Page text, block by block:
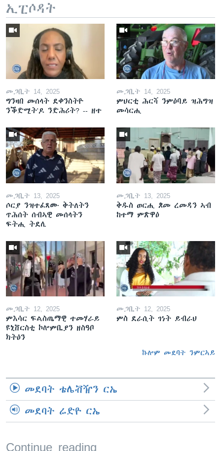
ኢፒሶዳት
መጋቢት 14, 2025
ግንዛበ መሰላት ደቀንስትዮ
ንቕድሚት'ዶ ንድሕሪት? -- ዘተ
መጋቢት 14, 2025
ምህርቲ ሕርሻ ንምዕባይ ዝሕግዝ
መሳርሒ
መጋቢት 13, 2025
ሶርያ ንዝተፈጸሙ ቅትለትን
ጥሕሰት ሰብኣዊ መሰላትን
ፍትሒ ትደሊ
መጋቢት 13, 2025
ቅዱስ ወርሒ ጾመ ረመዳን ኣብ
ከተማ ምጽዋዕ
መጋቢት 12, 2025
ምእሳር ፍልስጤማዊ ተመሃራይ
ዩኒቨርስቲ ኮሎምቢያን ዘስዓቦ
ክትዕን
መጋቢት 12, 2025
ምስ ደራሲት ገነት ይብራህ
ኩሎም መደባት ንምርኣይ
መደባት ቴሌቭዥን ርኤ
መደባት ሬድዮ ርኤ
Continue reading